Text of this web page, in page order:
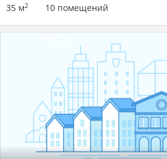
35 м2 10 помещений